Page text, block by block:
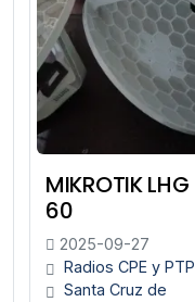
MIKROTIK LHG
60
2025-09-27
Radios CPE y PTP
Santa Cruz de